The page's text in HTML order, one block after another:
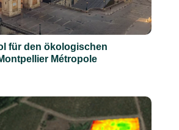
für den ökologischen
Métropole